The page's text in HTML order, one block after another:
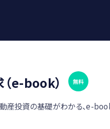
e-book） 無料
動産投資の基礎がわかる、e-